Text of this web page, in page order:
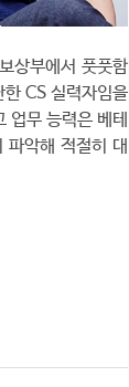
상부에서 풋풋함
CS 실력자임을
업무 능력은 베테
파악해 적절히 대